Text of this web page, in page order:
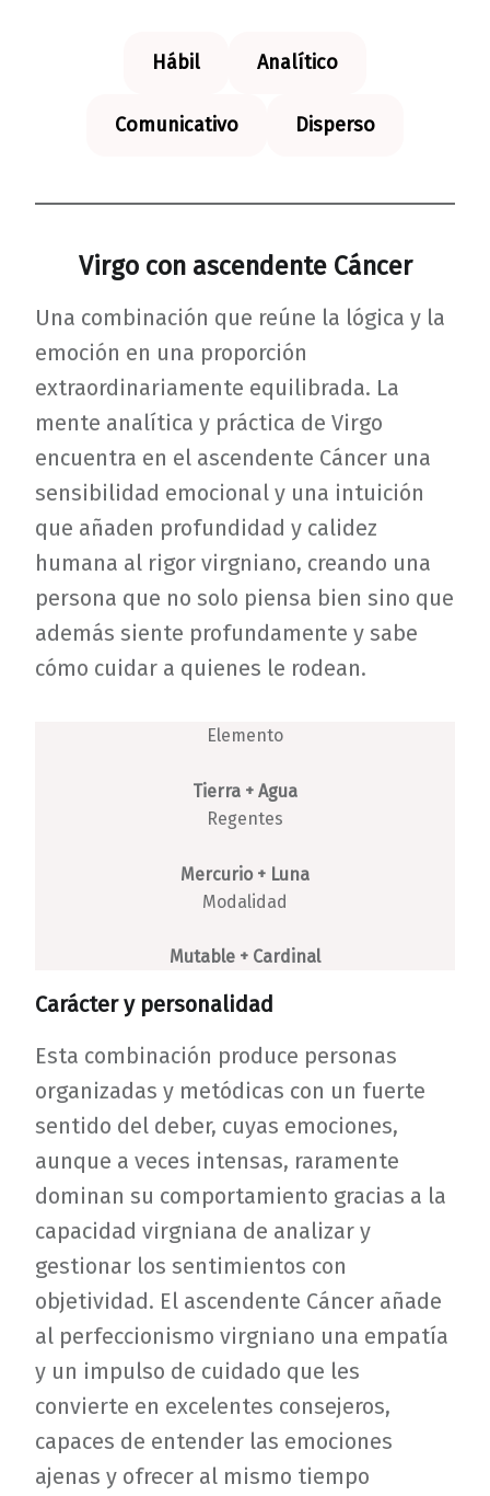
Hábil Analítico
Comunicativo Disperso
Virgo con ascendente Cáncer
Una combinación que reúne la lógica y la
emoción en una proporción
extraordinariamente equilibrada. La
mente analítica y práctica de Virgo
encuentra en el ascendente Cáncer una
sensibilidad emocional y una intuición
que añaden profundidad y calidez
humana al rigor virgniano, creando una
persona que no solo piensa bien sino que
además siente profundamente y sabe
cómo cuidar a quienes le rodean.
Elemento
Tierra + Agua
Regentes
Mercurio + Luna
Modalidad
Mutable + Cardinal
Carácter y personalidad
Esta combinación produce personas
organizadas y metódicas con un fuerte
sentido del deber, cuyas emociones,
aunque a veces intensas, raramente
dominan su comportamiento gracias a la
capacidad virgniana de analizar y
gestionar los sentimientos con
objetividad. El ascendente Cáncer añade
al perfeccionismo virgniano una empatía
y un impulso de cuidado que les
convierte en excelentes consejeros,
capaces de entender las emociones
ajenas y ofrecer al mismo tiempo